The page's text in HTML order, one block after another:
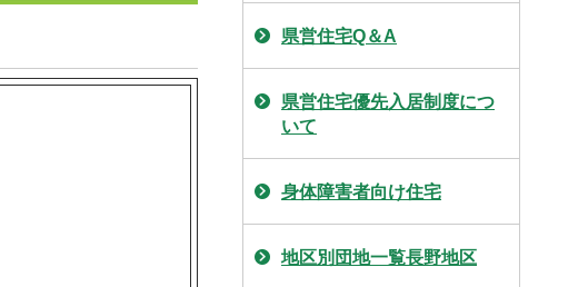
県営住宅Q＆A
県営住宅優先入居制度につ
いて
身体障害者向け住宅
地区別団地一覧長野地区